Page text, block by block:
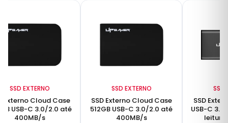
SSD EXTERNO
Externo Cloud Case
USB-C 3.0/2.0 até
400MB/s
SSD EXTERNO
SSD Externo Cloud Case
512GB USB-C 3.0/2.0 até
400MB/s
SSD
SSD
USB-C
leitura